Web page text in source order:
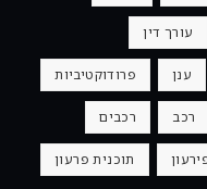
עורך דין
ענן פרודוקטיביות
רכב רכבים
תוכנית פרעון